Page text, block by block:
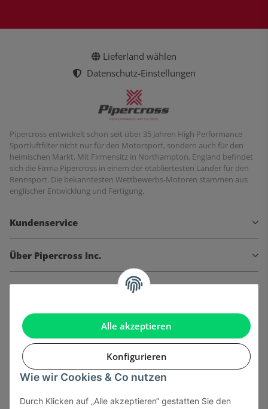
Alle akzeptieren
Konfigurieren
Wie wir Cookies & Co nutzen
Durch Klicken auf „Alle akzeptieren“ gestatten Sie den
Lieferland wählen
Datenschutz-Einstellungen
Pipercross entwickelt schon seit über 35 Jahren High Performance
Sportluftfilter nicht nur für den Motorsport, sondern auch für den
heimischen Markt. Mit Firmensitz in Northampton, England befindet
sich die Firma Pipercross in einem der etabliertesten Länder für den
Rennsport. Die bekanntesten Wettbewerbs-Motoren stammen aus
englischer Entwicklung und Fertigung.
Kundenservice
Über Pipercross Inc.
Informationen
Gesetzliche Informationen